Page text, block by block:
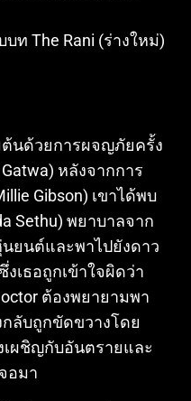
บท The Rani (ร่างใหม่)
ต้นด้วยการผจญภัยครั้ง
หลังจากการ
Gibson) เขาได้พบ
Sethu) พยาบาลจาก
ยนต์และพาไปยังดาว
งเธอถูกเข้าใจผิดว่า
ต้องพยายามพา
ลับถูกขัดขวางโดย
เผชิญกับอันตรายและ
อมา